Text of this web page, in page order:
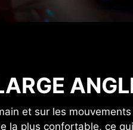
et sur les
la plus confortable, ce